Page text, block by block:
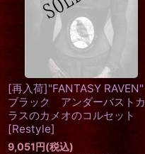
[再入荷]"FANTASY RAVEN"
ブラック アンダーバストカ
ラスのカメオのコルセット
[Restyle]
9,051円(税込)